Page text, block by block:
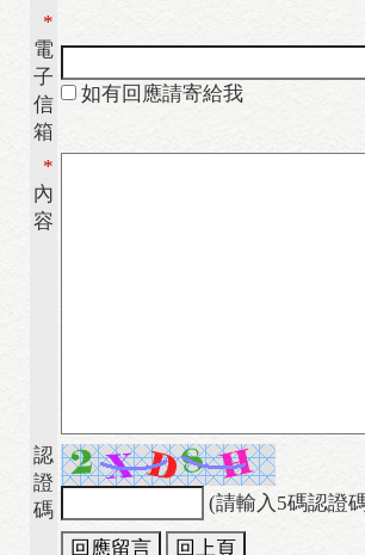
*
電
子
信
箱
如有回應請寄給我
*
內
容
認
證
碼
(請輸入5碼認證